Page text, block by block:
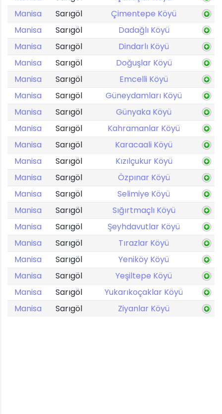
Manisa
Sarıgöl
Çimentepe Köyü
Manisa
Sarıgöl
Dadağlı Köyü
Manisa
Sarıgöl
Dindarlı Köyü
Manisa
Sarıgöl
Doğuşlar Köyü
Manisa
Sarıgöl
Emcelli Köyü
Manisa
Sarıgöl
Güneydamları Köyü
Manisa
Sarıgöl
Günyaka Köyü
Manisa
Sarıgöl
Kahramanlar Köyü
Manisa
Sarıgöl
Karacaali Köyü
Manisa
Sarıgöl
Kızılçukur Köyü
Manisa
Sarıgöl
Özpınar Köyü
Manisa
Sarıgöl
Selimiye Köyü
Manisa
Sarıgöl
Sığırtmaçlı Köyü
Manisa
Sarıgöl
Şeyhdavutlar Köyü
Manisa
Sarıgöl
Tırazlar Köyü
Manisa
Sarıgöl
Yeniköy Köyü
Manisa
Sarıgöl
Yeşiltepe Köyü
Manisa
Sarıgöl
Yukarıkoçaklar Köyü
Manisa
Sarıgöl Ziyanlar Köyü